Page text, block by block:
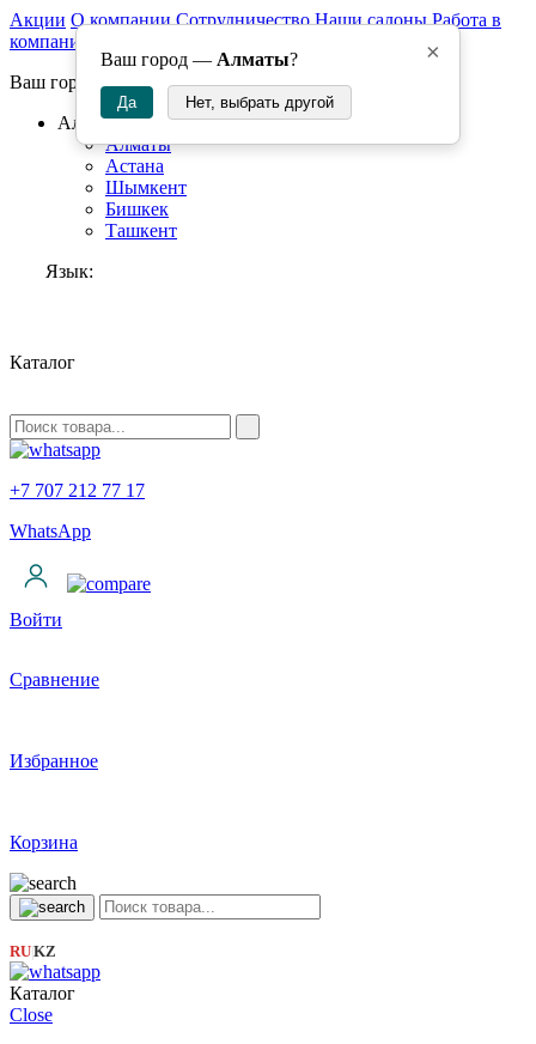
×
Ваш город — Алматы?
Да Нет, выбрать другой
Акции О компании Сотрудничество Наши салоны Работа в
компании
Ваш город:
Алматы
Алматы
Астана
Шымкент
Бишкек
Ташкент
Язык:
Каталог
+7 707 212 77 17
WhatsApp
Войти
Сравнение
Избранное
Корзина
RU|KZ
Каталог
Close